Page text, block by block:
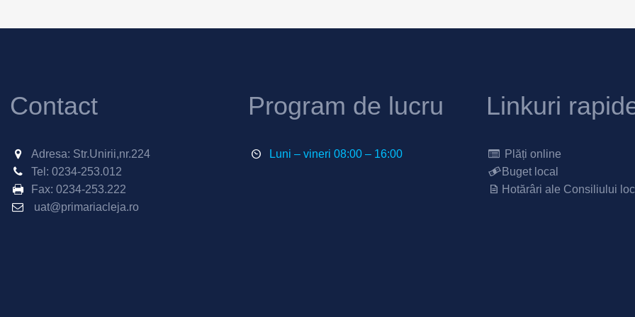
Contact
Adresa: Str.Unirii,nr.224
Tel: 0234-253.012
Fax: 0234-253.222
uat@primariacleja.ro
Program de lucru
Luni – vineri 08:00 – 16:00
Linkuri
Plăți online
Buget local
Hotărâri ale Consiliului